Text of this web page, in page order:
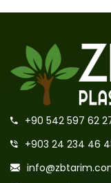
+90 542 597 62
+903 24 234 46